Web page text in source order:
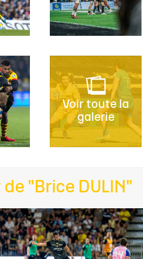
Voir toute la
galerie
RUGBY
sur le
international, Brice
"Brice DULIN"